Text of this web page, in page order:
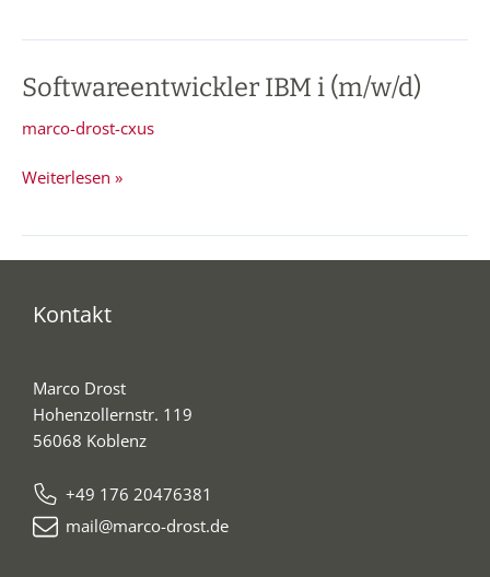
Softwareentwickler IBM i (m/w/d)
marco-drost-cxus
Softwareentwickler
i
Weiterlesen »
Kontakt
Marco Drost
Hohenzollernstr. 119
56068 Koblenz
+49 176 20476381
mail@marco-drost.de